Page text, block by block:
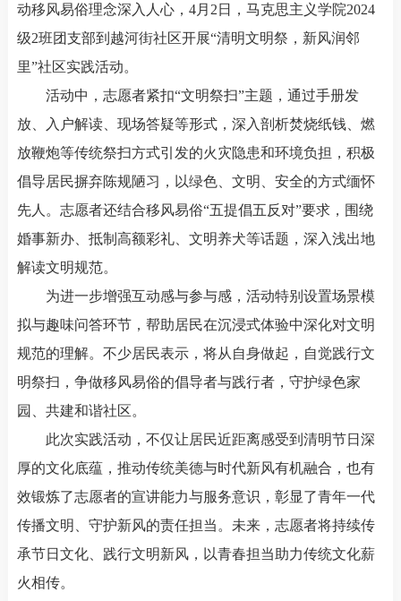
动移风易俗理念深入人心，4月2日，马克思主义学院2024
级2班团支部到越河街社区开展“清明文明祭，新风润邻
里”社区实践活动。
活动中，志愿者紧扣“文明祭扫”主题，通过手册发
放、入户解读、现场答疑等形式，深入剖析焚烧纸钱、燃
放鞭炮等传统祭扫方式引发的火灾隐患和环境负担，积极
倡导居民摒弃陈规陋习，以绿色、文明、安全的方式缅怀
先人。志愿者还结合移风易俗“五提倡五反对”要求，围绕
婚事新办、抵制高额彩礼、文明养犬等话题，深入浅出地
解读文明规范。
为进一步增强互动感与参与感，活动特别设置场景模
拟与趣味问答环节，帮助居民在沉浸式体验中深化对文明
规范的理解。不少居民表示，将从自身做起，自觉践行文
明祭扫，争做移风易俗的倡导者与践行者，守护绿色家
园、共建和谐社区。
此次实践活动，不仅让居民近距离感受到清明节日深
厚的文化底蕴，推动传统美德与时代新风有机融合，也有
效锻炼了志愿者的宣讲能力与服务意识，彰显了青年一代
传播文明、守护新风的责任担当。未来，志愿者将持续传
承节日文化、践行文明新风，以青春担当助力传统文化薪
火相传。